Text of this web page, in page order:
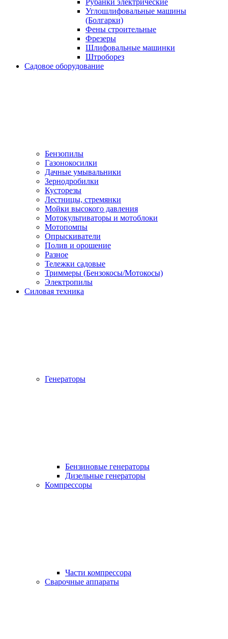
Рубанки электрические
Углошлифовальные машины
(Болгарки)
Фены строительные
Фрезеры
Шлифовальные машинки
Штроборез
Садовое оборудование
Бензопилы
Газонокосилки
Дачные умывальники
Зернодробилки
Кусторезы
Лестницы, стремянки
Мойки высокого давления
Мотокультиваторы и мотоблоки
Мотопомпы
Опрыскиватели
Полив и орошение
Разное
Тележки садовые
Триммеры (Бензокосы/Мотокосы)
Электропилы
Силовая техника
Генераторы
Бензиновые генераторы
Дизельные генераторы
Компрессоры
Части компрессора
Сварочные аппараты